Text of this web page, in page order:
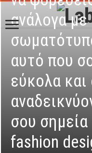
ανάλογα με
αυτό που
εύκολα
σου
fashion